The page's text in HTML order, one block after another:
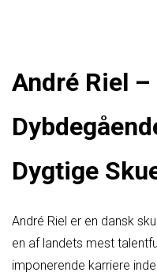
André Riel –
Dygtige
André Riel er en dansk
en af landets mest
imponerende karriere